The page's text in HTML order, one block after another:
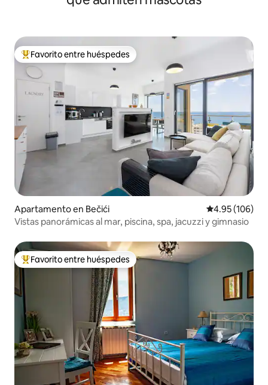
Favorito entre huéspedes preferido
Favorito entre huéspedes
Apartamento en Bečići Calificación
4.95 (106)
Vistas panorámicas al mar, piscina, spa, jacuzzi y gimnasio
Favorito entre huéspedes preferido
Favorito entre huéspedes